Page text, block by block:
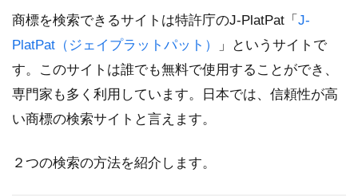
商標を検索できるサイトは特許庁のJ-PlatPat「 J-
PlatPat（ジェイプラットパット）
」というサイトで
す。このサイトは誰でも無料で使用することができ、
専門家も多く利用しています。日本では、信頼性が高
い商標の検索サイトと言えます。
２つの検索の方法を紹介します。